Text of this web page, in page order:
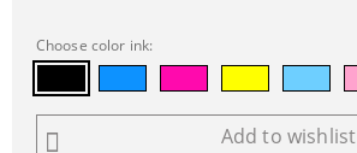
Choose color ink:
Add to wishlist